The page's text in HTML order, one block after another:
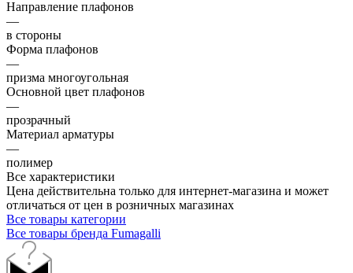
Направление плафонов
—
в стороны
Форма плафонов
—
призма многоугольная
Основной цвет плафонов
—
прозрачный
Материал арматуры
—
полимер
Все характеристики
Цена действительна только для интернет-магазина и может
отличаться от цен в розничных магазинах
Все товары категории
Все товары бренда Fumagalli